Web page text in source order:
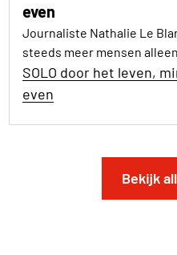
even
Journaliste Nathalie Le
steeds meer mensen
SOLO door het leven,
even
Bekijk